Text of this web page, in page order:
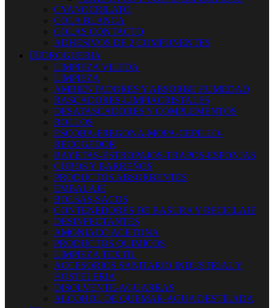
CYANOCRILATO
COLA BLANCA
COLAS CONTACTO
ADHESIVOS DE 2 COMPONENTES
 DROGUERIA
LIMPIEZA VILEDA
LIMPIEZA
AMBIENTADORES Y ABSORBE HUMEDAD
RASCADORES-LIMPIACRISTALES
DESATASCADORES Y COMPLEMENTOS
ROLLOS
ESCOBA-FREGONA-MOPA-CEPILLO-
RECOGEDOR
BAYETAS-ESTROPAJOS-TRAPOS-ESPONJAS
CUBOS Y BARREÑOS
PRODUCTOS ABSORBENTES
EMBALAJE
BOLSAS-SACOS
CONTENEDORES DE BASURA Y RECICLAJE
DESINFECTANTES
AMONIACO ACETONA
PRODUCTOS QUIMICOS
LIMPIEZA TEXTIL
ACCESORIOS SANITARIO INDUSTRIAL Y
HOSTELERIA
DISOLVENTE-AGUARRAS
ALCOHOL DE QUEMAR-AGUA DESTILADA